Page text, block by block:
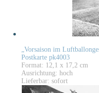
„Vorsaison im
Postkarte pk4003
Format: 12,1 x 17,2 cm
Ausrichtung: hoch
Lieferbar: sofort